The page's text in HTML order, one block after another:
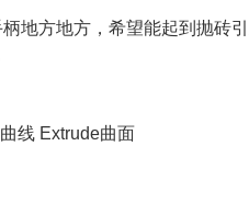
地方地方，希望能起到抛砖
线 Extrude曲面